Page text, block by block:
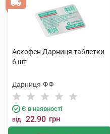
Аскофен Дарниця таблетки
6 шт
Дарниця ФФ
Є в наявності
від 22.90 грн